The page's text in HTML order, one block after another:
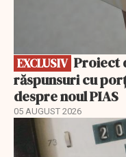
EXCLUSIV
răspunsuri cu
despre noul PIAS
05 AUGUST 2026